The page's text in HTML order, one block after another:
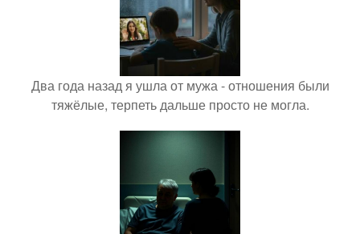
Два года назад я ушла от мужа - отношения были
тяжёлые, терпеть дальше просто не могла.